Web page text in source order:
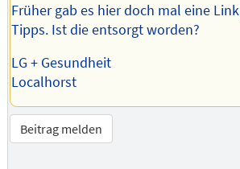
Früher gab es hier doch mal eine
Tipps. Ist die entsorgt worden?
LG + Gesundheit
Localhorst
Beitrag melden